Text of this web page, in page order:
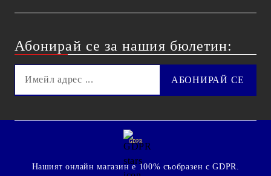
Абонирай се за нашия бюлетин:
GDPR
Нашият онлайн магазин е 100% съобразен с GDPR.